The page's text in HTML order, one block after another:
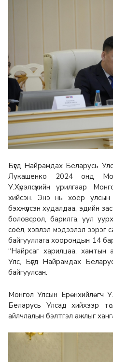
Бүгд Найрамдах Беларусь
Лукашенко 2024 онд
У.Хүрэлсүхийн урилгаар
хийсэн. Энэ нь хоёр улсын
бэхжүүлсэн худалдаа, эдийн
боловсрол, барилга, уул
соёл, хэвлэл мэдээлэл зэрэг
байгууллага хоорондын 14
“Найрсаг харилцаа, хамтын
Улс, Бүгд Найрамдах
байгуулсан.
Монгол Улсын Ерөнхийлөгч
Беларусь Улсад хийхээр
айлчлалын бэлтгэл ажлыг